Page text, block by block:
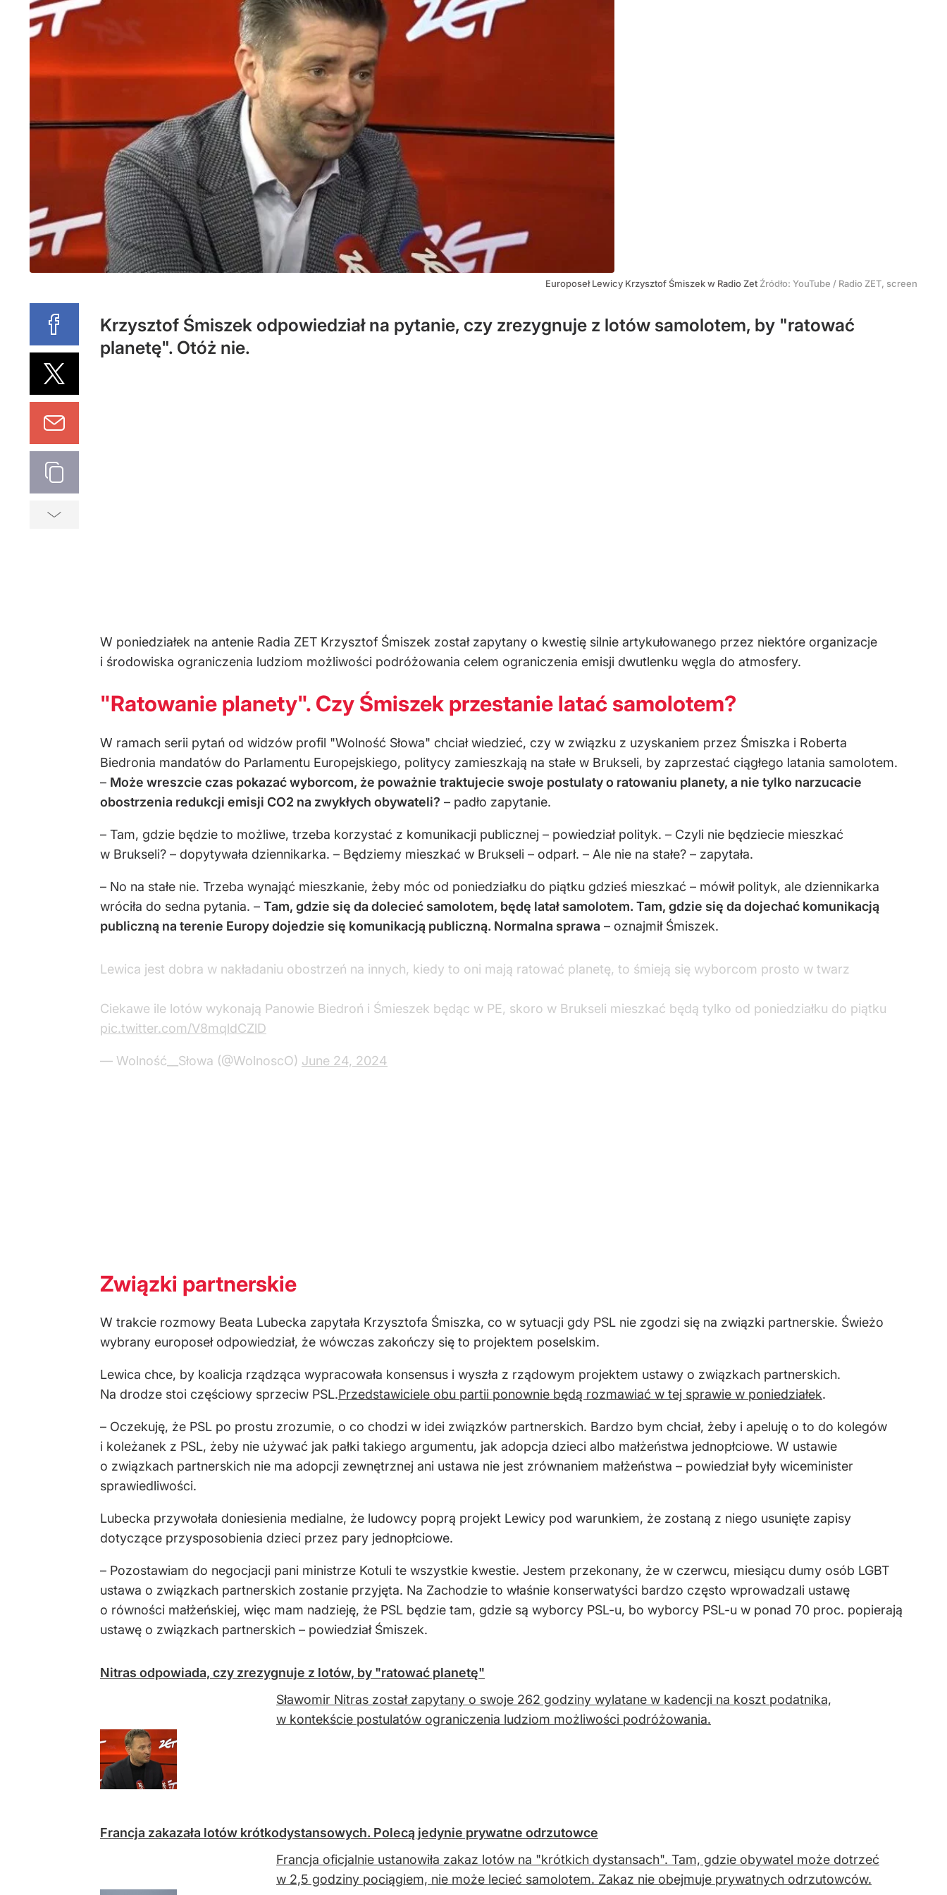
Europoseł Lewicy Krzysztof Śmiszek w Radio Zet Źródło: YouTube / Radio ZET, screen
Krzysztof Śmiszek odpowiedział na pytanie, czy zrezygnuje z lotów samolotem, by "ratować
planetę". Otóż nie.
W poniedziałek na antenie Radia ZET Krzysztof Śmiszek został zapytany o kwestię silnie artykułowanego przez niektóre organizacje
i środowiska ograniczenia ludziom możliwości podróżowania celem ograniczenia emisji dwutlenku węgla do atmosfery.
"Ratowanie planety". Czy Śmiszek przestanie latać samolotem?
W ramach serii pytań od widzów profil "Wolność Słowa" chciał wiedzieć, czy w związku z uzyskaniem przez Śmiszka i Roberta
Biedronia mandatów do Parlamentu Europejskiego, politycy zamieszkają na stałe w Brukseli, by zaprzestać ciągłego latania samolotem.
– Może wreszcie czas pokazać wyborcom, że poważnie traktujecie swoje postulaty o ratowaniu planety, a nie tylko narzucacie
obostrzenia redukcji emisji CO2 na zwykłych obywateli? – padło zapytanie.
– Tam, gdzie będzie to możliwe, trzeba korzystać z komunikacji publicznej – powiedział polityk. – Czyli nie będziecie mieszkać
w Brukseli? – dopytywała dziennikarka. – Będziemy mieszkać w Brukseli – odparł. – Ale nie na stałe? – zapytała.
– No na stałe nie. Trzeba wynająć mieszkanie, żeby móc od poniedziałku do piątku gdzieś mieszkać – mówił polityk, ale dziennikarka
wróciła do sedna pytania. – Tam, gdzie się da dolecieć samolotem, będę latał samolotem. Tam, gdzie się da dojechać komunikacją
publiczną na terenie Europy dojedzie się komunikacją publiczną. Normalna sprawa – oznajmił Śmiszek.
Lewica jest dobra w nakładaniu obostrzeń na innych, kiedy to oni mają ratować planetę, to śmieją się wyborcom prosto w twarz
Ciekawe ile lotów wykonają Panowie Biedroń i Śmieszek będąc w PE, skoro w Brukseli mieszkać będą tylko od poniedziałku do piątku
pic.twitter.com/V8mqldCZlD
— Wolność__Słowa (@WolnoscO) June 24, 2024
Związki partnerskie
W trakcie rozmowy Beata Lubecka zapytała Krzysztofa Śmiszka, co w sytuacji gdy PSL nie zgodzi się na związki partnerskie. Świeżo
wybrany europoseł odpowiedział, że wówczas zakończy się to projektem poselskim.
Lewica chce, by koalicja rządząca wypracowała konsensus i wyszła z rządowym projektem ustawy o związkach partnerskich.
Na drodze stoi częściowy sprzeciw PSL.Przedstawiciele obu partii ponownie będą rozmawiać w tej sprawie w poniedziałek.
– Oczekuję, że PSL po prostu zrozumie, o co chodzi w idei związków partnerskich. Bardzo bym chciał, żeby i apeluję o to do kolegów
i koleżanek z PSL, żeby nie używać jak pałki takiego argumentu, jak adopcja dzieci albo małżeństwa jednopłciowe. W ustawie
o związkach partnerskich nie ma adopcji zewnętrznej ani ustawa nie jest zrównaniem małżeństwa – powiedział były wiceminister
sprawiedliwości.
Lubecka przywołała doniesienia medialne, że ludowcy poprą projekt Lewicy pod warunkiem, że zostaną z niego usunięte zapisy
dotyczące przysposobienia dzieci przez pary jednopłciowe.
– Pozostawiam do negocjacji pani ministrze Kotuli te wszystkie kwestie. Jestem przekonany, że w czerwcu, miesiącu dumy osób LGBT
ustawa o związkach partnerskich zostanie przyjęta. Na Zachodzie to właśnie konserwatyści bardzo często wprowadzali ustawę
o równości małżeńskiej, więc mam nadzieję, że PSL będzie tam, gdzie są wyborcy PSL-u, bo wyborcy PSL-u w ponad 70 proc. popierają
ustawę o związkach partnerskich – powiedział Śmiszek.
Nitras odpowiada, czy zrezygnuje z lotów, by "ratować planetę"
Sławomir Nitras został zapytany o swoje 262 godziny wylatane w kadencji na koszt podatnika,
w kontekście postulatów ograniczenia ludziom możliwości podróżowania.
Francja zakazała lotów krótkodystansowych. Polecą jedynie prywatne odrzutowce
Francja oficjalnie ustanowiła zakaz lotów na "krótkich dystansach". Tam, gdzie obywatel może dotrzeć
w 2,5 godziny pociągiem, nie może lecieć samolotem. Zakaz nie obejmuje prywatnych odrzutowców.